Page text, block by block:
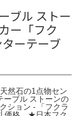
ブル ストー
ー「フク
ーテーブ
然石の1点物セン
ーブル ストーンの
ション - 「フクラ